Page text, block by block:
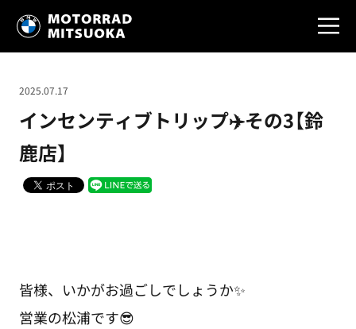
インセンティブトリップ✈️その3【鈴
鹿店】
2025.07.17
皆様、いかがお過ごしでしょうか✨
営業の松浦です😎